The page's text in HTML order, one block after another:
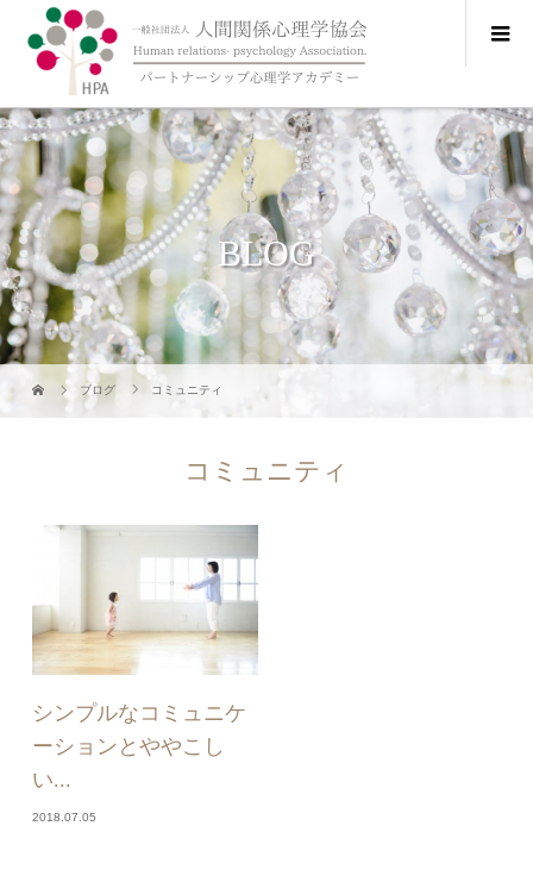
BLOG
ブログ コミュニティ
コミュニティ
シンプルなコミュニケ
ーションとややこし
い...
2018.07.05